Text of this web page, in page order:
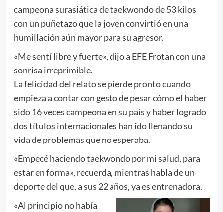
campeona surasiática de taekwondo de 53 kilos
con un puñetazo que la joven convirtió en una
humillación aún mayor para su agresor.
«Me sentí libre y fuerte», dijo a EFE Frotan con una
sonrisa irreprimible.
La felicidad del relato se pierde pronto cuando
empieza a contar con gesto de pesar cómo el haber
sido 16 veces campeona en su país y haber logrado
dos títulos internacionales han ido llenando su
vida de problemas que no esperaba.
«Empecé haciendo taekwondo por mi salud, para
estar en forma», recuerda, mientras habla de un
deporte del que, a sus 22 años, ya es entrenadora.
«Al principio no había